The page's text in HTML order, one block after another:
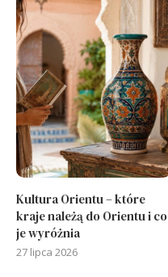
Kultura Orientu – które
kraje należą do Orientu i co
je wyróżnia
27 lipca 2026